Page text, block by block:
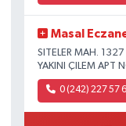
Masal
SITELER MAH. 1327
YAKINI ÇILEM APT
0 (242) 227 57